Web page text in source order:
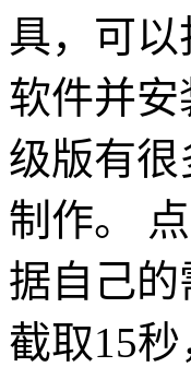
具，可
软件并
级版有
制作。
据自己
截取15